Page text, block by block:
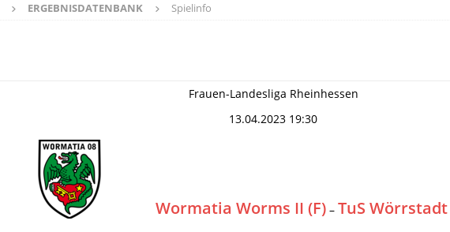
ERGEBNISDATENBANK Spielinfo
Frauen-Landesliga Rheinhessen
13.04.2023 19:30
Wormatia Worms II (F) – TuS